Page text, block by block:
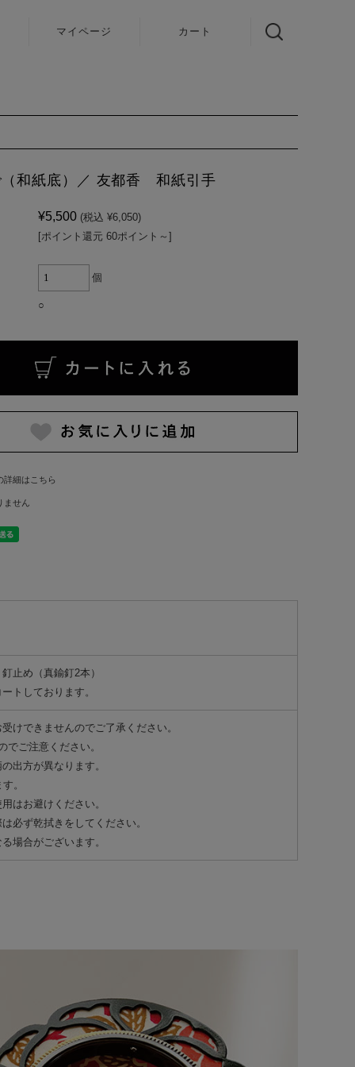
マイページ カート
和紙底）／ 友都香 和紙引手
¥5,500 (税込 ¥6,050)
[ポイント還元 60ポイント～]
個
○
詳細はこちら
ません
止め（真鍮釘2本）
トしております。
けできませんのでご了承ください。
ご注意ください。
出方が異なります。
。
はお避けください。
必ず乾拭きをしてください。
場合がございます。